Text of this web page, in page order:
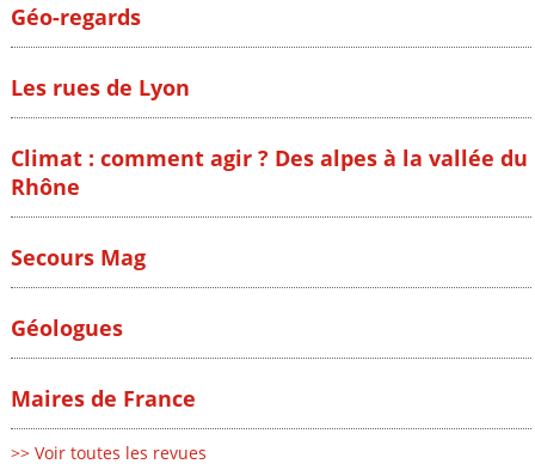
Géo-regards
Les rues de Lyon
Climat : comment agir ? Des alpes à la vallée du
Rhône
Secours Mag
Géologues
Maires de France
>> Voir toutes les revues